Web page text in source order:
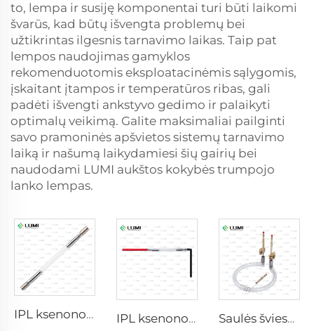
to, lempa ir susiję komponentai turi būti laikomi
švarūs, kad būtų išvengta problemų bei
užtikrintas ilgesnis tarnavimo laikas. Taip pat
lempos naudojimas gamyklos
rekomenduotomis eksploatacinėmis sąlygomis,
įskaitant įtampos ir temperatūros ribas, gali
padėti išvengti ankstyvo gedimo ir palaikyti
optimalų veikimą. Galite maksimaliai pailginti
savo pramoninės apšvietos sistemų tarnavimo
laiką ir našumą laikydamiesi šių gairių bei
naudodami LUMI aukštos kokybės trumpojo
lanko lempas.
IPL ksenono lempa P1640 – 7×47×110 mm IPL ksenono lempa P1541 – 9×45×100 mm Saulės šviesos imitatorius dujinė lempa D1200 – 10×110 mm